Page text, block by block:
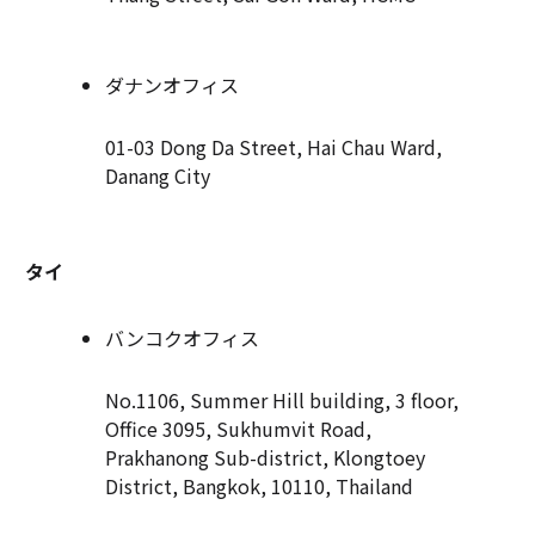
ダナンオフィス
01-03 Dong Da Street, Hai Chau Ward,
Danang City
タイ
バンコクオフィス
No.1106, Summer Hill building, 3 floor,
Office 3095, Sukhumvit Road,
Prakhanong Sub-district, Klongtoey
District, Bangkok, 10110, Thailand